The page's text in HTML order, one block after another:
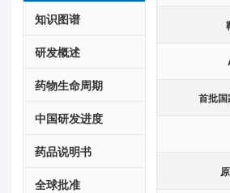
知识图谱
研发概述
药物生命周期
中国研发进度
药品说明书
全球批准
首批